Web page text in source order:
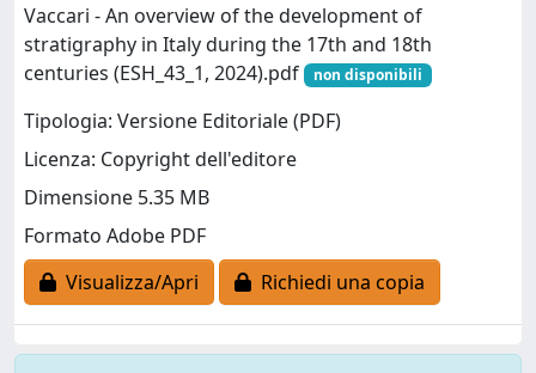
Vaccari - An overview of the development of
stratigraphy in Italy during the 17th and 18th
centuries (ESH_43_1, 2024).pdf
non disponibili
Tipologia: Versione Editoriale (PDF)
Licenza: Copyright dell'editore
Dimensione 5.35 MB
Formato Adobe PDF
Visualizza/Apri
Richiedi una copia